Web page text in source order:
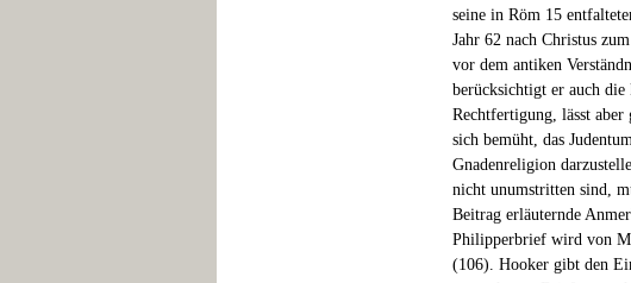
seine in Röm 15
Jahr 62 nach Christus
vor dem antiken
berücksichtigt er auch die
Rechtfertigung, lässt
sich bemüht, das
Gnadenreligion
nicht unumstritten sind,
Beitrag erläuternde
Philipperbrief wird von
(106). Hooker gibt den